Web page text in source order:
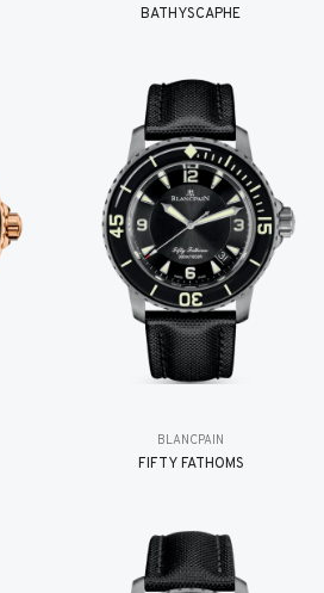
BATHYSCAPHE
BLANCPAIN
FIFTY FATHOMS